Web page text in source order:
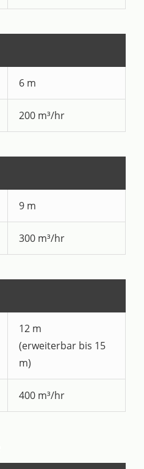
6 m
200 m³/hr
9 m
300 m³/hr
12 m
(erweiterbar bis 15
m)
400 m³/hr